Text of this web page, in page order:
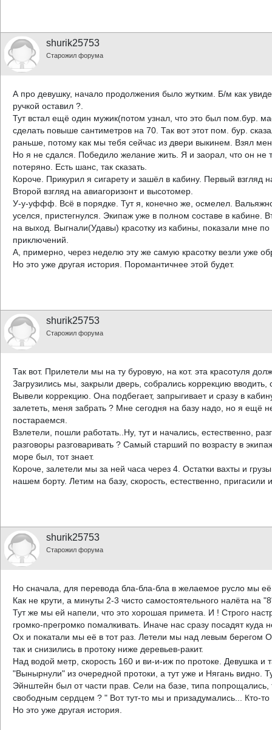
shurik25753
Старожил форума
А про девушку, начало продолжения было жутким. Б/м как
ручкой оставил ?.
Тут встал ещё один мужик(потом узнал, что это был пом.бур.
сделать повыше сантиметров на 70. Так вот этот пом. бур.
раньше, потому как мы тебя сейчас из двери выкинем. Взял
Но я не сдался. Победило желание жить. Я и заорал, что он не
потеряно. Есть шанс, так сказать.
Короче. Прикурил я сигарету и зашёл в кабину. Первый взгляд
Второй взгляд на авиагоризонт и высотомер.
У-у-уффф. Всё в порядке. Тут я, конечно же, осмелел.
уселся, пристегнулся. Экипаж уже в полном составе в
на выход. Выгнали(Удавы) красотку из кабины, показали мне
приключений.
А, примерно, через неделю эту же самую красотку везли уже
Но это уже другая история. Поромантичнее этой будет.
shurik25753
Старожил форума
Так вот. Прилетели мы на ту буровую, на кот. эта красотуля
Загрузились мы, закрыли дверь, собрались коррекцию
Вывели коррекцию. Она подбегает, запрыгивает и сразу в
залететь, меня забрать ? Мне сегодня на базу надо, но я ещё
постараемся.
Взлетели, пошли работать..Ну, тут и начались, естественно,
разговоры разговаривать ? Самый старший по возрасту в
море был, тот знает.
Короче, залетели мы за ней часа через 4. Остатки вахты и
нашем борту. Летим на базу, скорость, естественно,
shurik25753
Старожил форума
Но сначала, для перевода бла-бла-бла в желаемое русло мы
Как не крути, а минуты 2-3 чисто самостоятельного налёта на
Тут же мы ей напели, что это хорошая примета. И ! Строго
громко-прегромко помалкивать. Иначе нас сразу посадят куда
Ох и покатали мы её в тот раз. Летели мы над левым берегом
так и снизились в протоку ниже деревьев-ракит.
Над водой метр, скорость 160 и ви-и-иж по протоке. Девушка и
"Вынырнули" из очередной протоки, а тут уже и Нягань видно.
Эйнштейн был от части прав. Сели на базе, типа
свободным сердцем ? " Вот тут-то мы и призадумались... Кто-
Но это уже другая история.